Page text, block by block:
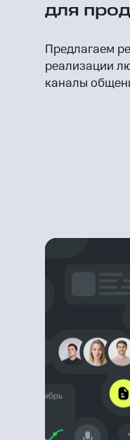
для
Предлагаем
реализации
каналы